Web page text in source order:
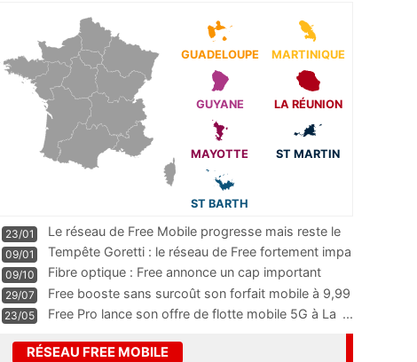
GUADELOUPE MARTINIQUE
GUYANE LA RÉUNION
MAYOTTE ST MARTIN
ST BARTH
23/01
Le réseau de Free Mobile progresse mais reste le
m
...
09/01
Tempête Goretti : le réseau de Free fortement impa
09/10
Fibre optique : Free annonce un cap important
pass
...
29/07
Free booste sans surcoût son forfait mobile à 9,99
23/05 Free Pro lance son offre de flotte mobile 5G à La ...
RÉSEAU FREE MOBILE